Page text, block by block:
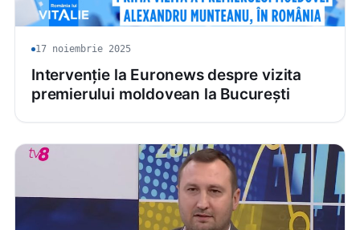
17 noiembrie 2025
Intervenție la Euronews despre vizita
premierului moldovean la București